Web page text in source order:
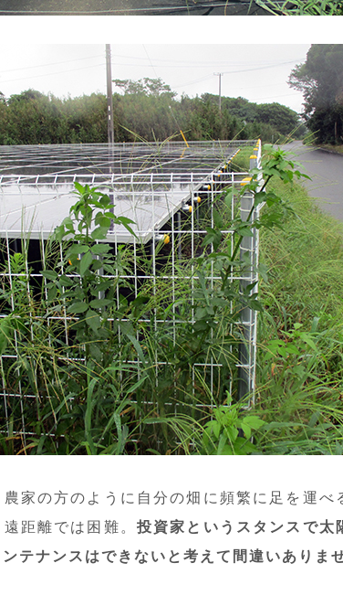
家の方のように自分の畑に頻繁に足を運べ
距離では困難。 投資家というスタンスで太
テナンスはできないと考えて間違いありま